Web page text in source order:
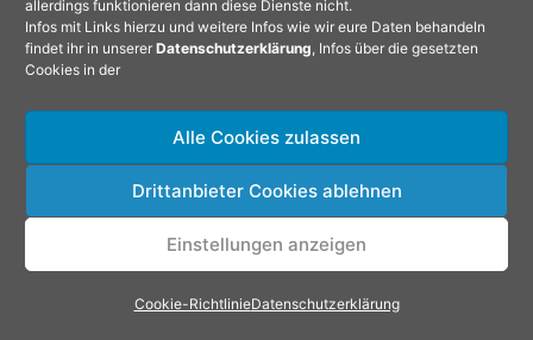
allerdings funktionieren dann diese Dienste nicht.
Infos mit Links hierzu und weitere Infos wie wir eure Daten behandeln
findet ihr in unserer Datenschutzerklärung, Infos über die gesetzten
Cookies in der
Alle Cookies zulassen
Drittanbieter Cookies ablehnen
Einstellungen anzeigen
Cookie-RichtlinieDatenschutzerklärung
Zeit davon. Ich hätte dich gerne
getroffen, kennen gelernt habe ich dich
nicht ist kann ja noch werden.
Viel Spaß noch beim letzten Abschnitt
eurer Tour.